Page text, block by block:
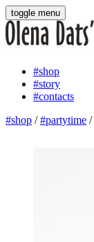
toggle menu
#shop
#story
#contacts
#shop / #partytime /